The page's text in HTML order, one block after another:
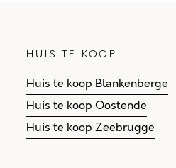
HUIS TE KOOP
Huis te koop Blankenberge
Huis te koop Oostende
Huis te koop Zeebrugge